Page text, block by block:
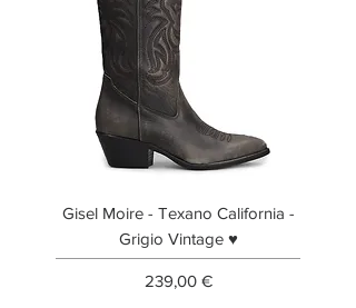
Gisel Moire - Texano California -
Grigio Vintage ♥
Prezzo
239,00 €